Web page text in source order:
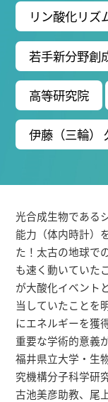
研究院 (26)
境医学研究所 (23)
宇宙 (21)
ナ (19)
オーロ
Research
Links
名古屋大学
名古屋大学基金
研究者総覧
リン酸化リズ
若手新分野創
高等研究院
伊藤（三輪）
光合成生物である
能力（体内時計）
た！太古の地球で
も速く動いていた
が大酸化イベント
当していたことを
にエネルギーを獲
重要な学術的意義
福井県立大学・生
究機構分子科学研
古池美彦助教、尾